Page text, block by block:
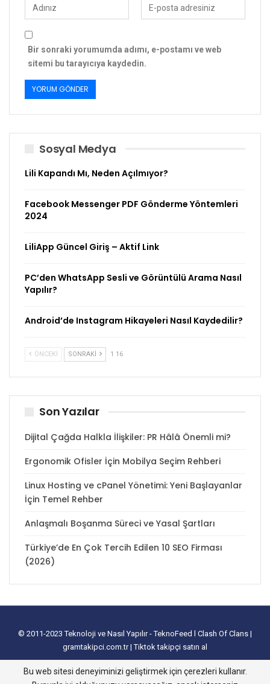
Bir sonraki yorumumda adımı, e-postamı ve web
sitemi bu tarayıcıya kaydedin.
Sosyal Medya
Lili Kapandı Mı, Neden Açılmıyor?
Facebook Messenger PDF Gönderme Yöntemleri
2024
LiliApp Güncel Giriş – Aktif Link
PC’den WhatsApp Sesli ve Görüntülü Arama Nasıl
Yapılır?
Android’de Instagram Hikayeleri Nasıl Kaydedilir?
ÖNCEKI SONRAKI 1 16
Son Yazılar
Dijital Çağda Halkla İlişkiler: PR Hâlâ Önemli mi?
Ergonomik Ofisler İçin Mobilya Seçim Rehberi
Linux Hosting ve cPanel Yönetimi: Yeni Başlayanlar
İçin Temel Rehber
Anlaşmalı Boşanma Süreci ve Yasal Şartları
Türkiye’de En Çok Tercih Edilen 10 SEO Firması
(2026)
© 2011-2023Teknoloji ve Nasıl Yapılır - TeknoFeed Clash Of Clans |
gramtakipci.com.tr|Tiktok takipçi satın al
tanıtım yazısı satın al e-ticaret paketleri
İnstagram Türk Takipçi Satın
AlmaI Davetiye l instagram takipçi hilesi excel tablo oluşturma
Bu web sitesi deneyiminizi geliştirmek için çerezleri kullanır.